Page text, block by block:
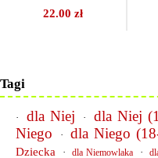
22.00 zł
Tagi
· dla Niej · dla Niej
Niego
· dla Niego
Dziecka · dla Niemowlaka ·